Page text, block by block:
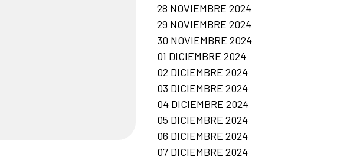
28 NOVIEMBRE 2024
29 NOVIEMBRE 2024
30 NOVIEMBRE 2024
01 DICIEMBRE 2024
02 DICIEMBRE 2024
03 DICIEMBRE 2024
04 DICIEMBRE 2024
05 DICIEMBRE 2024
06 DICIEMBRE 2024
07 DICIEMBRE 2024